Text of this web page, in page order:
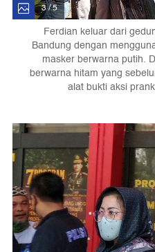
3 / 5
Ferdian keluar dari
Bandung dengan
masker berwarna putih.
berwarna hitam yang
alat bukti aksi